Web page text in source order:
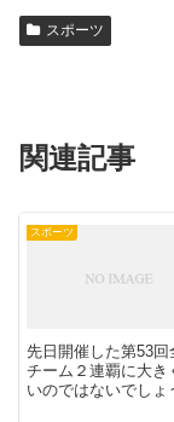
スポーツ
関連記事
スポーツ
先日開催した第53回
チーム２連覇に大き
いのではないでしょ